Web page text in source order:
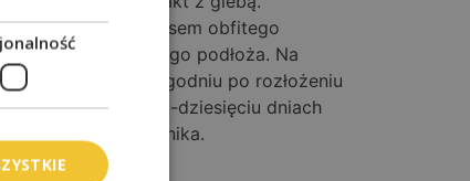
procesem obfitego
do przygotowanego podłoża. Na
W pierwszym tygodniu po rozłożeniu
po siedmiu-dziesięciu dniach
użytkowanie trawnika.